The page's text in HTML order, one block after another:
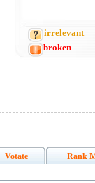
irrelevant
broken
Votate
Rank